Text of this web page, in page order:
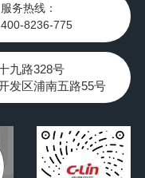
服务热线：
400-8236-775
九路328号
发区浦南五路55号